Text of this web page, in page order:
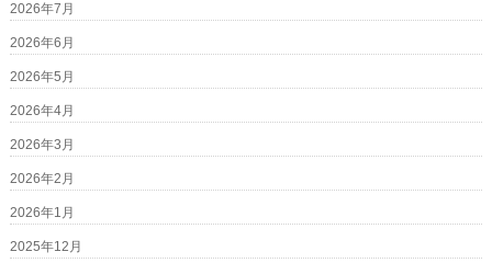
2026年7月
2026年6月
2026年5月
2026年4月
2026年3月
2026年2月
2026年1月
2025年12月